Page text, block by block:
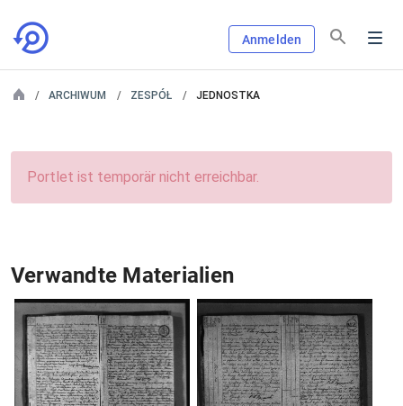
Anmelden
ARCHIWUM ZESPÓŁ JEDNOSTKA
Portlet ist temporär nicht erreichbar.
Verwandte Materialien